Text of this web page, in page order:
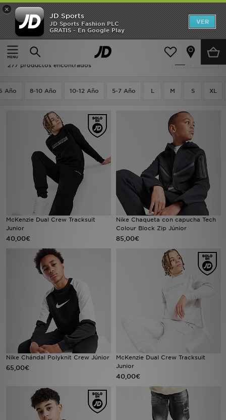
×
JD Sports
JD Sports Fashion PLC
GRATIS - En Google Play
VER
Página principal
Niños Ropa juvenil (8-15 años)
Ropa juvenil (8-15 años) - Loungewear
277 productos encontrados
Año 8-10 Año 10-12 Año 5-7 Año L M S XL
McKenzie Dual Crew Tracksuit
Junior
40,00€
Nike Chaqueta con capucha Tech
Colour Block Zip Júnior
85,00€
Nike Chándal Polyknit Crew Júnior
65,00€
McKenzie Dual Crew Tracksuit
Junior
40,00€
Hombre
Mujer
Niños
Ver Marcas
Deportes & Fitness
JD Fútbol
TARJETA REGALO